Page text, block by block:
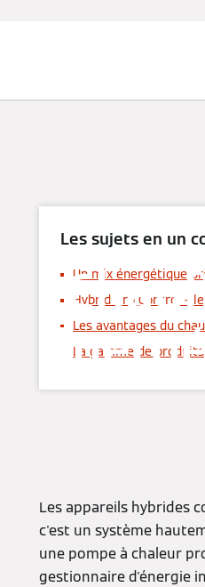
Les sujets en un
Un mix énergétique
Hybrid Pro Control –
Les avantages du
La gamme de produits
Les appareils hybrides
c'est un système
une pompe à chaleur
gestionnaire d'énergie